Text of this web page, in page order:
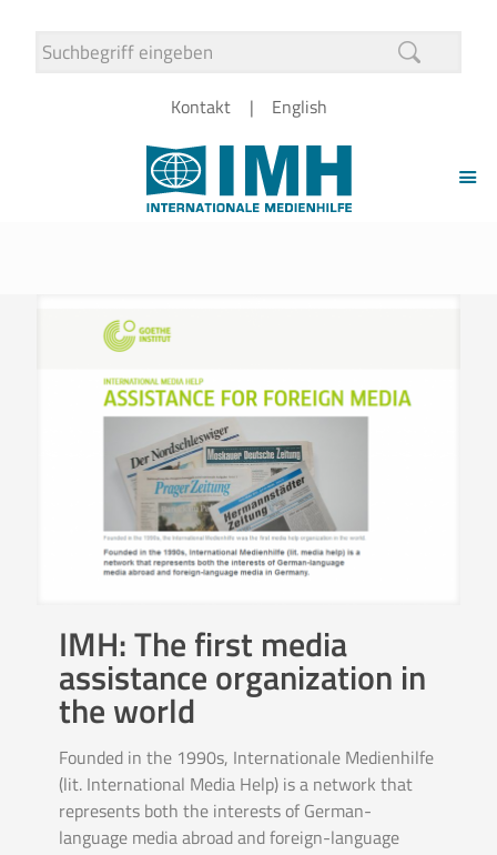
Kontakt English
IMH: The first media
assistance organization in
the world
Founded in the 1990s, Internationale Medienhilfe
(lit. International Media Help) is a network that
represents both the interests of German-
language media abroad and foreign-language